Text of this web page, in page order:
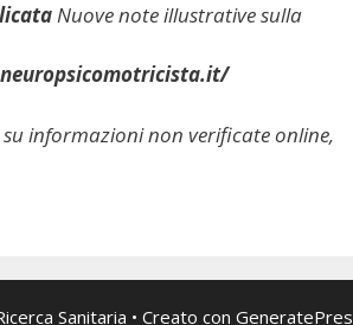
Nuove note illustrative sulla
informazioni non verificate online,
Sanitaria • Creato con